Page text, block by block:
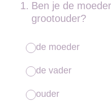
1. Ben je de
grootouder?
de moeder
de vader
ouder